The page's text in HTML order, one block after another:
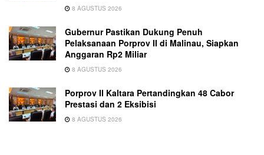
8 AGUSTUS 2026
Gubernur Pastikan Dukung Penuh
Pelaksanaan Porprov II di Malinau, Siapkan
Anggaran Rp2 Miliar
8 AGUSTUS 2026
Porprov II Kaltara Pertandingkan 48 Cabor
Prestasi dan 2 Eksibisi
8 AGUSTUS 2026